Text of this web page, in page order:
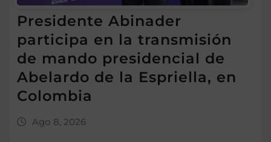
Presidente Abinader
participa en la transmisión
de mando presidencial de
Abelardo de la Espriella, en
Colombia
Ago 8, 2026